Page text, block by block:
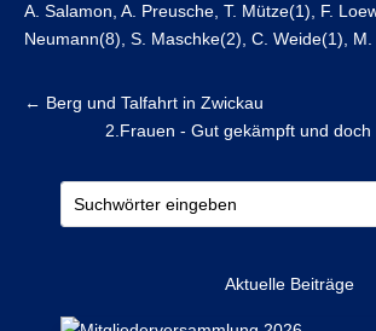
A. Salamon, A. Preusche, T. Mütze(1), F.
Neumann(8), S. Maschke(2), C. Weide(1),
← Berg und Talfahrt in Zwickau
2.Frauen - Gut gekämpft und
Aktuelle Beiträge